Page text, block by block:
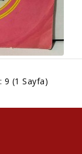
9 (1 Sayfa)